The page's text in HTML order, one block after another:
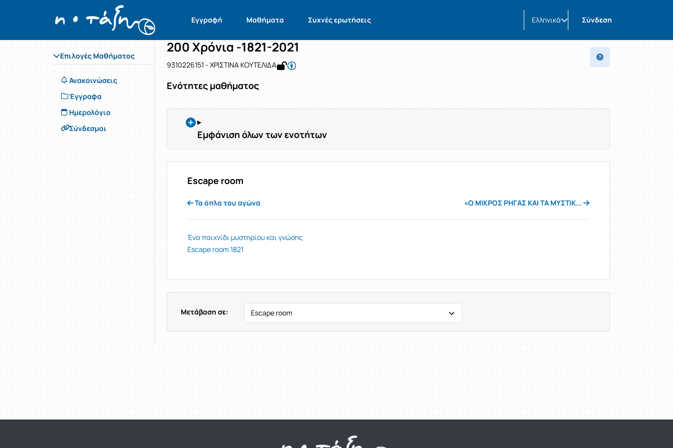
Εγγραφή Μαθήματα Συχνές ερωτήσεις Ελληνικά Σύνδεση
Επιλογές Μαθήματος
Ανακοινώσεις
Έγγραφα
Ημερολόγιο
Σύνδεσμοι
Αρχική Σελίδα 200 Χρόνια -1821-2021 Ενότητες μαθήματος
Μάθημα : 200 Χρόνια -1821-2021
Κωδικός : 9310226151
200 Χρόνια -1821-2021
9310226151 - ΧΡΙΣΤΙΝΑ ΚΟΥΤΕΛΙΔΑ
Ενότητες μαθήματος
Εμφάνιση όλων των ενοτήτων
Escape room
Τα όπλα του αγώνα «Ο ΜΙΚΡΟΣ ΡΗΓΑΣ ΚΑΙ ΤΑ ΜΥΣΤΙΚ...
Ένα παιχνίδι μυστηρίου και γνώσης
Escape room 1821
Μετάβαση σε: